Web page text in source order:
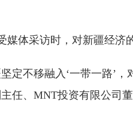
媒体采访时，对新疆经济
定不移融入‘一带一路’
任、MNT投资有限公司